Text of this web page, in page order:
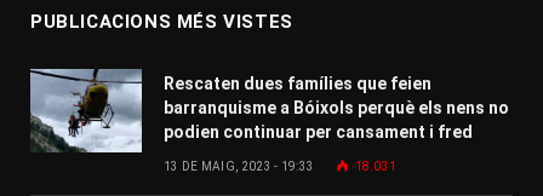
PUBLICACIONS MÉS VISTES
Rescaten dues famílies que feien
barranquisme a Bóixols perquè els nens no
podien continuar per cansament i fred
13 DE MAIG, 2023 - 19:33 18.031